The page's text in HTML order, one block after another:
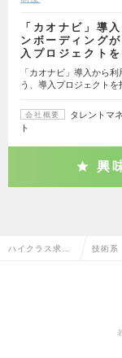
「カオナビ」導
ンボーディング
入プロジェクト
「カオナビ」導入から
う、導入プロジェクト
会社概要
タレントマ
ト
興
ハイクラス求人 技術系